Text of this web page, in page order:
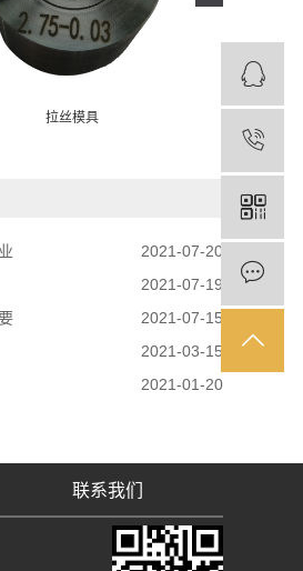
拉丝模具
2021-07-20
2021-07-19
2021-07-15
2021-03-15
2021-01-20
联系我们